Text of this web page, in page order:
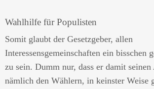
Wahlhilfe für Populisten
Somit glaubt der Gesetzgeber, allen
Interessensgemeinschaften ein bisschen
zu sein. Dumm nur, dass er damit
nämlich den Wählern, in keinster Weise